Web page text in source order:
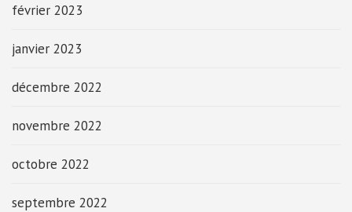
février 2023
janvier 2023
décembre 2022
novembre 2022
octobre 2022
septembre 2022